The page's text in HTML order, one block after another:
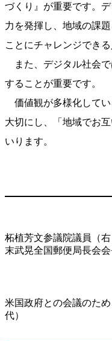
づくり』が重要です。
力を発揮し、地域の課
ことにチャレンジでき
また、デジタル社会で
することが重要です。
価値観が多様化してい
大切にし、「地域でお
いります。
柘植芳文参議院議員（
末武晃全国郵便局長会
米国政府との会議のた
代）